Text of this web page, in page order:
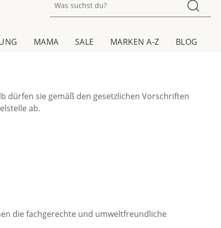
MAMA SALE MARKEN A-Z BLOG
dürfen sie gemäß den gesetzlichen Vorschriften
ab.
die fachgerechte und umweltfreundliche